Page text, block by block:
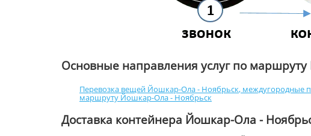
Основные направления услуг по
Перевозка вещей Йошкар-Ола - Ноябрьск, междугородные
маршруту Йошкар-Ола - Ноябрьск
Доставка контейнера Йошкар-Ола -